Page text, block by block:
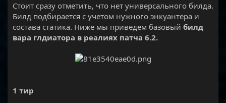
Стоит сразу отметить, что нет универсального билда.
Билд подбирается с учетом нужного энкуантера и
состава статика. Ниже мы приведем базовый билд
вара глдиатора в реалиях патча 6.2.
1 тир